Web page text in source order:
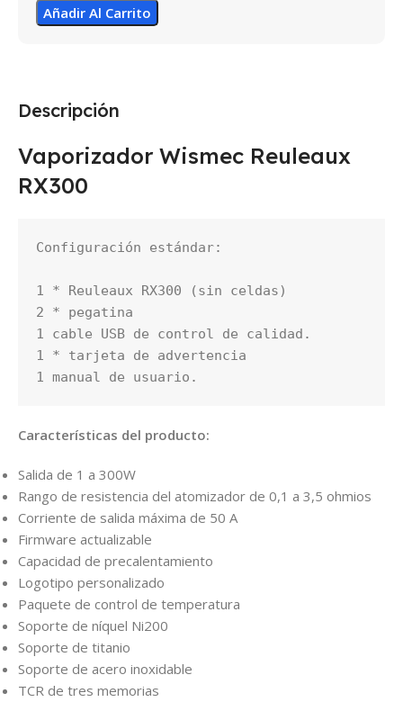
Añadir Al Carrito
Descripción
Vaporizador Wismec Reuleaux
RX300
Configuración estándar:
1 * Reuleaux RX300 (sin celdas)
2 * pegatina
1 cable USB de control de calidad.
1 * tarjeta de advertencia
Características del producto:
Salida de 1 a 300W
Rango de resistencia del atomizador de 0,1 a 3,5 ohmios
Corriente de salida máxima de 50 A
Firmware actualizable
Capacidad de precalentamiento
Logotipo personalizado
Paquete de control de temperatura
Soporte de níquel Ni200
Soporte de titanio
Soporte de acero inoxidable
TCR de tres memorias